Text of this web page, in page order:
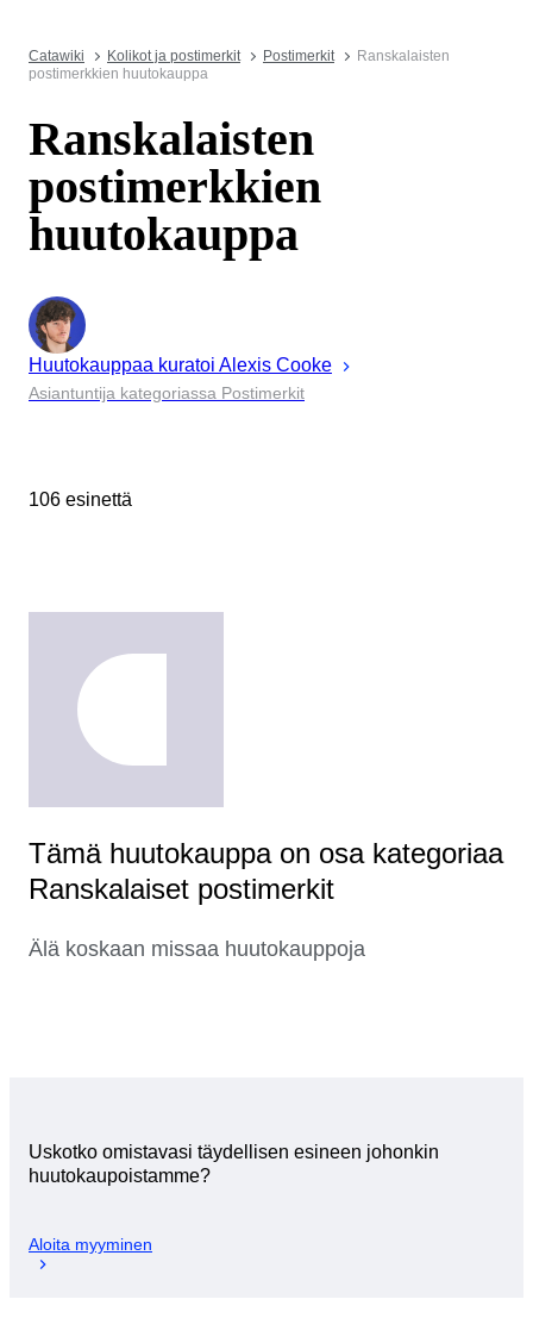
Catawiki Kolikot ja postimerkit Postimerkit
Ranskalaisten
postimerkkien huutokauppa
Ranskalaisten
postimerkkien
huutokauppa
Huutokauppaa kuratoi Alexis Cooke
Asiantuntija kategoriassa Postimerkit
106 esinettä
Tämä huutokauppa on osa kategoriaa
Ranskalaiset postimerkit
Älä koskaan missaa huutokauppoja
Uskotko omistavasi täydellisen esineen johonkin
huutokaupoistamme?
Aloita myyminen